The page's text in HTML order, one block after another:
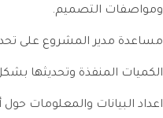
ومواصفات التصميم.
مساعدة مدير المشروع على
الكميات المنفذة وتحديثها
اعداد البيانات والمعلومات حول